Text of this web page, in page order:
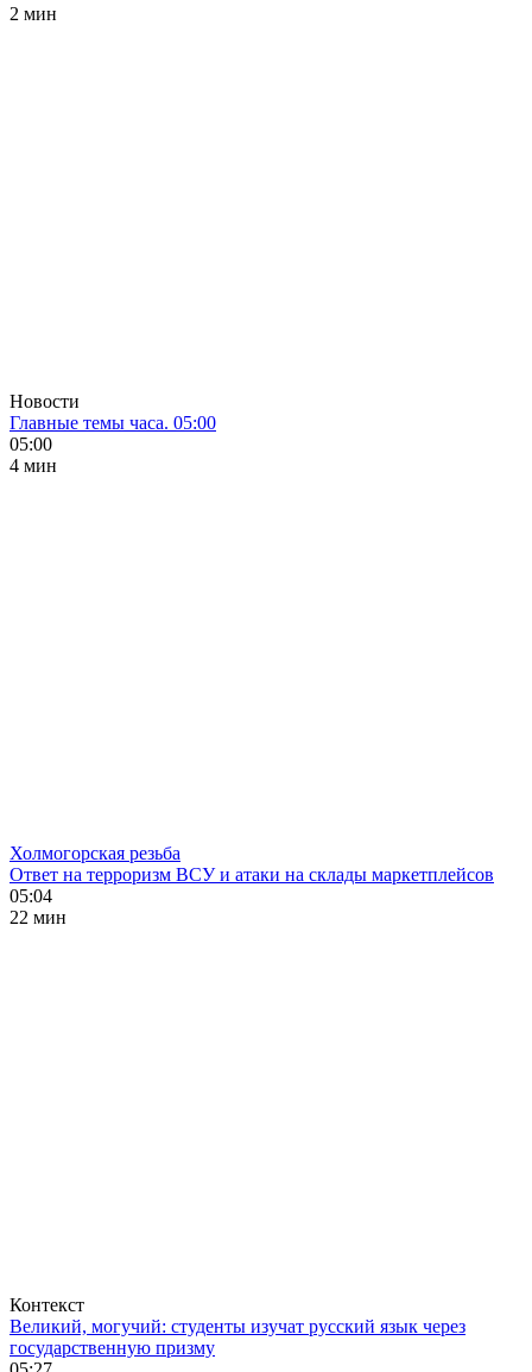
2 мин
Новости
Главные темы часа. 05:00
05:00
4 мин
Холмогорская резьба
Ответ на терроризм ВСУ и атаки на склады маркетплейсов
05:04
22 мин
Контекст
Великий, могучий: студенты изучат русский язык через
государственную призму